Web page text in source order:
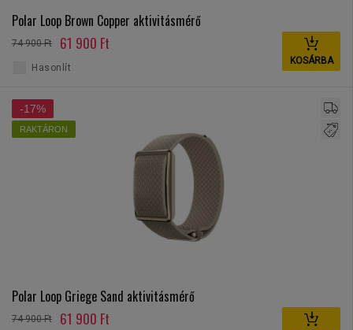
Polar Loop Brown Copper aktivitásmérő
74 900 Ft 61 900 Ft
KOSÁRBA
Hasonlít
-17%
RAKTÁRON
Polar Loop Griege Sand aktivitásmérő
74 900 Ft 61 900 Ft